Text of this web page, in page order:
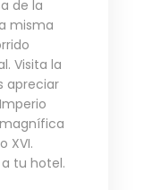
de la
misma
Visita la
apreciar
XVI.
tu hotel.